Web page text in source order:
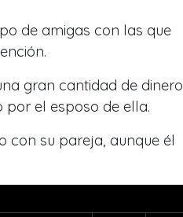
de amigas con las que
gran cantidad de dinero
el esposo de ella.
con su pareja, aunque él